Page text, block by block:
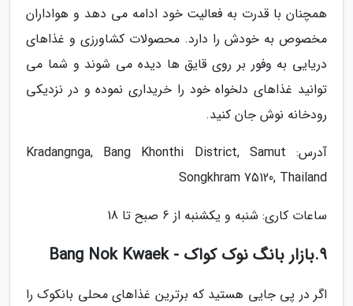
همچنان با قدرت به فعالیت خود ادامه می دهد و هواداران
مخصوص به خودش را دارد. محصولات کشاورزی و غذاهای
دریایی به وفور بر روی قایق ها دیده می شوند و شما می
توانید غذاهای دلخواه خود را خریداری نموده و در نزدیکی
رودخانه نوش جان کنید.
آدرس: Kradangnga, Bang Khonthi District, Samut
Songkhram 75120, Thailand
ساعات کاری: شنبه و یکشنبه از 6 صبح تا 18
9.بازار بانگ نوک کواک - Bang Nok Kwaek
اگر در پی جایی هستید که برترین غذاهای محلی بانکوک را